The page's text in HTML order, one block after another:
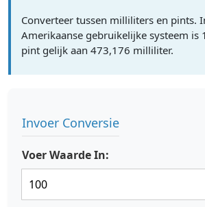
Converteer tussen milliliters en pints.
Amerikaanse gebruikelijke systeem is
pint gelijk aan 473,176 milliliter.
Invoer Conversie
Voer Waarde In: